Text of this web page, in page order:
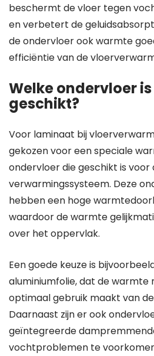
beschermt de vloer tegen
en verbetert de
de ondervloer ook warmte
efficiëntie van de
Welke ondervloer
geschikt?
Voor laminaat bij
gekozen voor een speciale
ondervloer die geschikt is
verwarmingssysteem. Deze
hebben een hoge
waardoor de warmte
over het oppervlak.
Een goede keuze is
aluminiumfolie, dat de
optimaal gebruik maakt van
Daarnaast zijn er ook
geïntegreerde
vochtproblemen te